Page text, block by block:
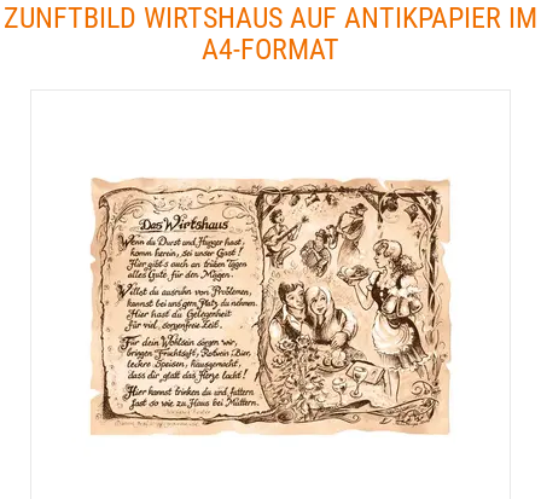
ZUNFTBILD WIRTSHAUS AUF ANTIKPAPIER IM
A4-FORMAT